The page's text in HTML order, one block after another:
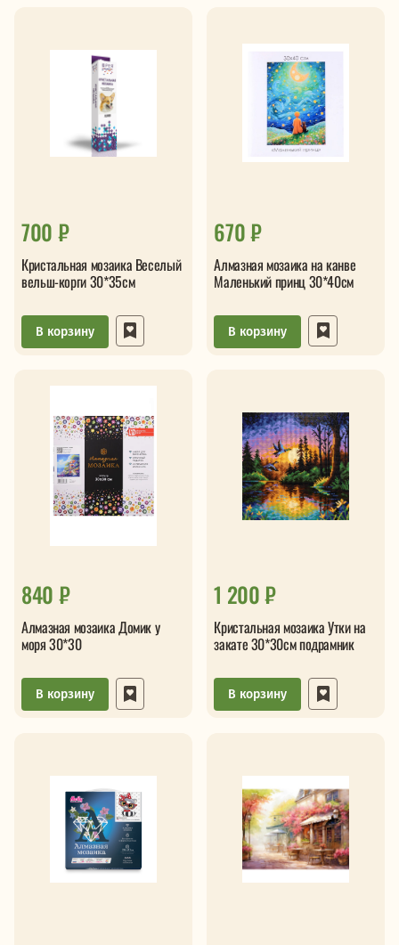
700 ₽
Кристальная мозаика Веселый
вельш-корги 30*35см
В корзину
670 ₽
Алмазная мозаика на канве
Маленький принц 30*40см
В корзину
840 ₽
Алмазная мозаика Домик у
моря 30*30
В корзину
1 200 ₽
Кристальная мозаика Утки на
закате 30*30см подрамник
В корзину